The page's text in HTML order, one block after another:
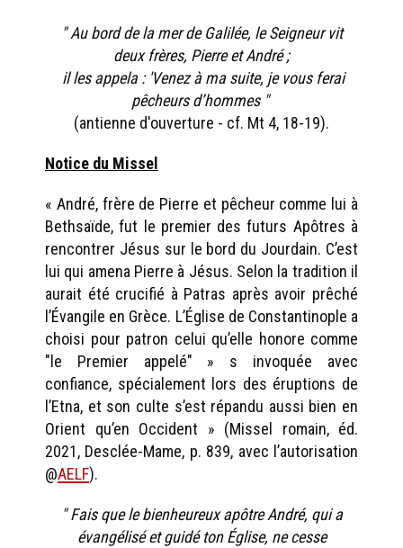
" Au bord de la mer de Galilée, le Seigneur vit
deux frères, Pierre et André ;
il les appela : 'Venez à ma suite, je vous ferai
pêcheurs d’hommes "
(antienne d'ouverture - cf. Mt 4, 18-19).
Notice du Missel
« André, frère de Pierre et pêcheur comme lui à
Bethsaïde, fut le premier des futurs Apôtres à
rencontrer Jésus sur le bord du Jourdain. C’est
lui qui amena Pierre à Jésus. Selon la tradition il
aurait été crucifié à Patras après avoir prêché
l’Évangile en Grèce. L’Église de Constantinople a
choisi pour patron celui qu’elle honore comme
"le Premier appelé" » s invoquée avec
confiance, spécialement lors des éruptions de
l’Etna, et son culte s’est répandu aussi bien en
Orient qu’en Occident » (Missel romain, éd.
2021, Desclée-Mame, p. 839, avec l’autorisation
@AELF).
" Fais que le bienheureux apôtre André, qui a
évangélisé et guidé ton Église, ne cesse